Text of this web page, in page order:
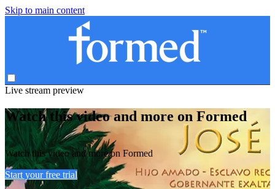
Skip to main content
Live stream preview
Watch this video and more on Formed
Watch this video and more on Formed
Start your free trial